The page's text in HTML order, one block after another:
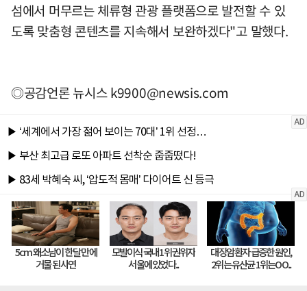
섬에서 머무르는 체류형 관광 플랫폼으로 발전할 수 있
도록 맞춤형 콘텐츠를 지속해서 보완하겠다"고 말했다.
◎공감언론 뉴시스k9900@newsis.com